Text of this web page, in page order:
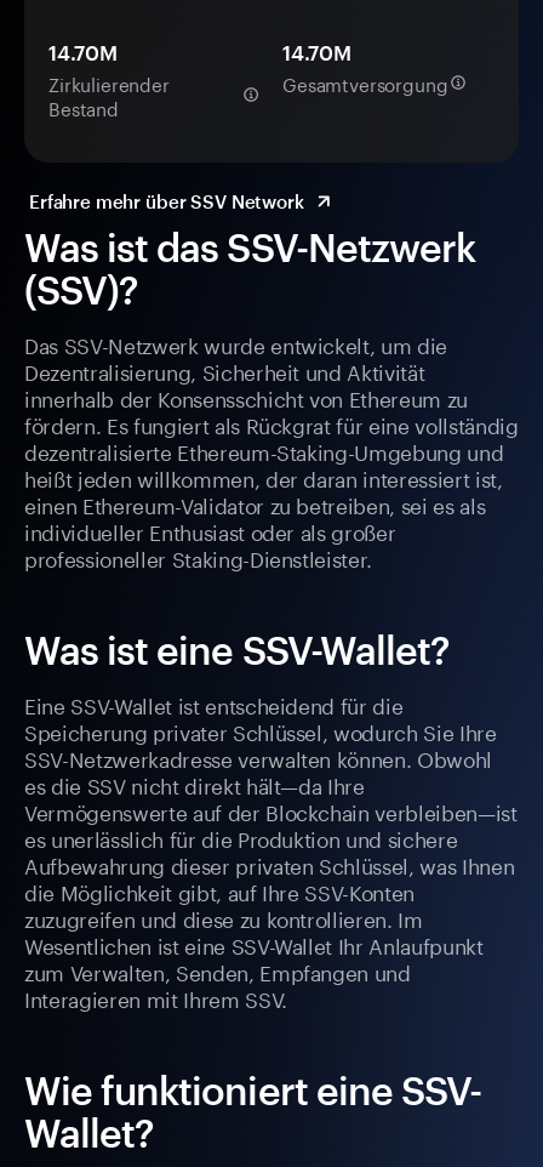
Was ist das SSV-Netzwerk
(SSV)?
Das SSV-Netzwerk wurde entwickelt, um die
Dezentralisierung, Sicherheit und Aktivität
innerhalb der Konsensschicht von Ethereum zu
fördern. Es fungiert als Rückgrat für eine vollständig
dezentralisierte Ethereum-Staking-Umgebung und
heißt jeden willkommen, der daran interessiert ist,
einen Ethereum-Validator zu betreiben, sei es als
individueller Enthusiast oder als großer
professioneller Staking-Dienstleister.
Was ist eine SSV-Wallet?
Eine SSV-Wallet ist entscheidend für die
Speicherung privater Schlüssel, wodurch Sie Ihre
SSV-Netzwerkadresse verwalten können. Obwohl
es die SSV nicht direkt hält—da Ihre
Vermögenswerte auf der Blockchain verbleiben—ist
es unerlässlich für die Produktion und sichere
Aufbewahrung dieser privaten Schlüssel, was Ihnen
die Möglichkeit gibt, auf Ihre SSV-Konten
zuzugreifen und diese zu kontrollieren. Im
Wesentlichen ist eine SSV-Wallet Ihr Anlaufpunkt
zum Verwalten, Senden, Empfangen und
Interagieren mit Ihrem SSV.
Wie funktioniert eine SSV-
Wallet?
14.70M
Zirkulierender
Bestand
14.70M
Gesamtversorgung
Erfahre mehr über SSV Network